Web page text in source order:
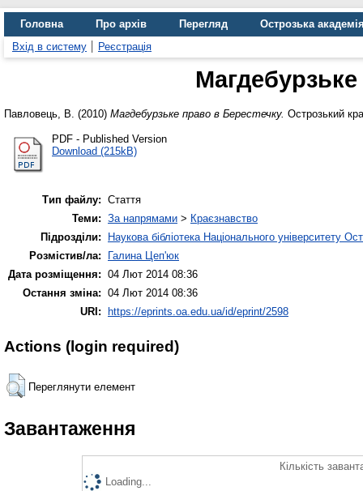
Головна Про архів Перегляд
Острозька
Вхід в систему
Реєстрація
Павловець, В. (2010) Магдебурзьке право в Берестечку. Острозький
PDF - Published Version
Download (215kB)
Тип файлу: Стаття
Теми: За напрямами > Краєзнавство
Підрозділи:
Наукова бібліотека Національного університету
Розмістив/ла:
Галина Цеп'юк
Дата розміщення: 04 Лют 2014 08:36
Остання зміна: 04 Лют 2014 08:36
URI:
https://eprints.oa.edu.ua/id/eprint/2598
Actions (login required)
Переглянути елемент
Завантаження
Кількість
Loading...